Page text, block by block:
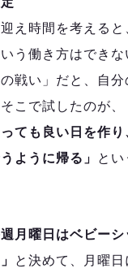
え時間を考えると
う働き方はできな
戦い」だと、自分
こで試したのが、
ても良い日を作
ように帰る」
と
週月曜日はベビー
と決めて、月曜日